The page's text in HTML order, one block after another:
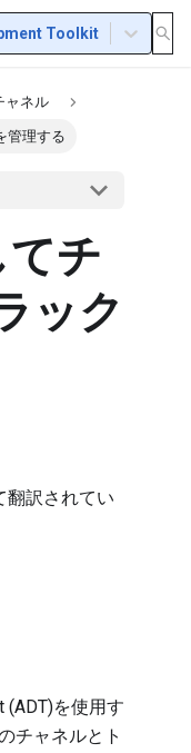
Toolkit
ャネル
管理する
チ
ック
翻訳されてい
(ADT)を使用す
チャネルとト